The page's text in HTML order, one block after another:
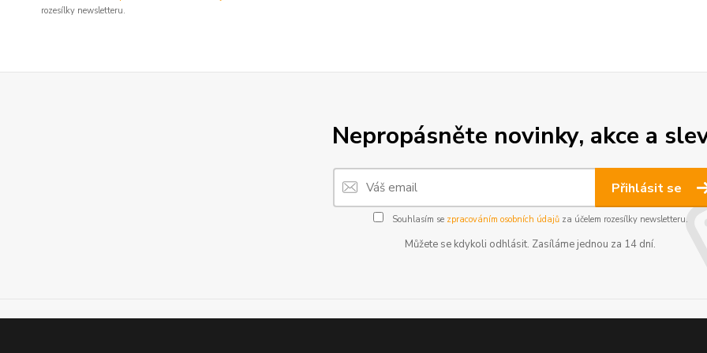
rozesílky newsletteru.
Nepropásněte novinky, akce a
Přihlásit se
Souhlasím se zpracováním osobních údajůza účelem rozesílky newsletteru.
Můžete se kdykoli odhlásit. Zasíláme jednou za 14 dní.